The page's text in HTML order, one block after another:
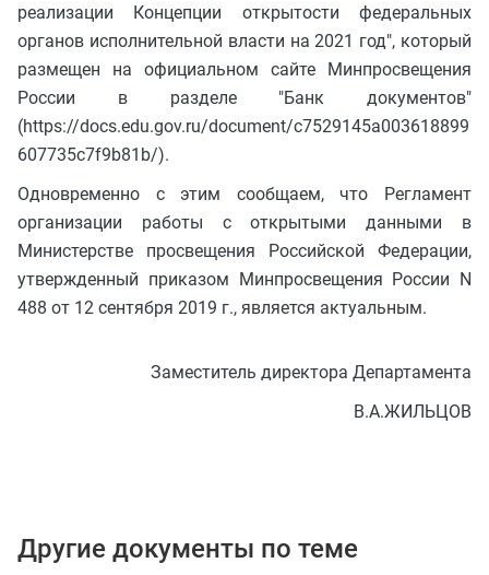
реализации Концепции открытости федеральных
органов исполнительной власти на 2021 год", который
размещен на официальном сайте Минпросвещения
России в разделе "Банк документов"
(https://docs.edu.gov.ru/document/c7529145a003618899
607735c7f9b81b/).
Одновременно с этим сообщаем, что Регламент
организации работы с открытыми данными в
Министерстве просвещения Российской Федерации,
утвержденный приказом Минпросвещения России N
488 от 12 сентября 2019 г., является актуальным.
Заместитель директора Департамента
В.А.ЖИЛЬЦОВ
Другие документы по теме